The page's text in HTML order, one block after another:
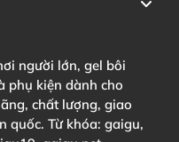
người lớn, gel bôi
phụ kiện dành cho
chất lượng, giao
quốc. Từ khóa: gaigu,